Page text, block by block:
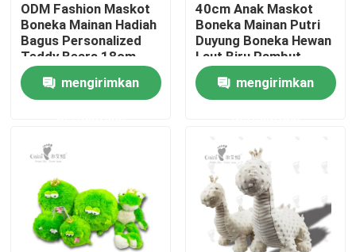
Rumah
Produk
Tentang kami
Tur Pabrik
ODM Fashion Maskot
Boneka Mainan Hadiah
Bagus Personalized
Teddy Bears 18cm
mengirimkan
40cm Anak Maskot
Boneka Mainan Putri
Duyung Boneka Hewan
Laut Biru Rambut
mengirimkan